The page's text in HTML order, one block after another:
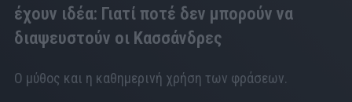
έχουν ιδέα: Γιατί ποτέ δεν μπορούν να
διαψευστούν οι Κασσάνδρες
Ο μύθος και η καθημερινή χρήση των φράσεων.